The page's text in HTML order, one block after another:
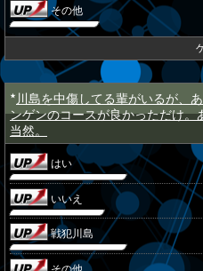
その他
★ 川島を中傷してる輩がいるが、
ンゲンのコースが良かっただけ
当然。
はい
いいえ
戦犯川島